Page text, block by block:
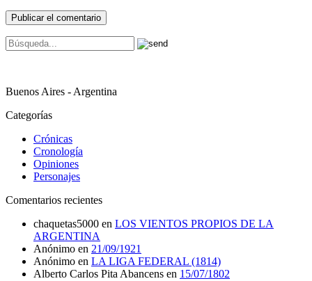
Buenos Aires - Argentina
Categorías
Crónicas
Cronología
Opiniones
Personajes
Comentarios recientes
chaquetas5000 en LOS VIENTOS PROPIOS DE LA
ARGENTINA
Anónimo en 21/09/1921
Anónimo en LA LIGA FEDERAL (1814)
Alberto Carlos Pita Abancens en 15/07/1802